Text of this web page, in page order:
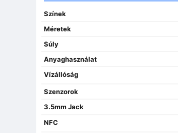
Színek
Méretek
Súly
Anyaghasználat
Vízállóság
Szenzorok
3.5mm Jack
NFC